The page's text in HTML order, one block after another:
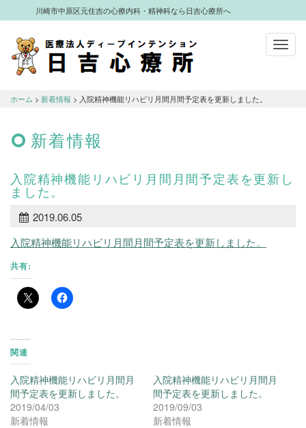
川崎市中原区元住吉の心療内科・精神科なら日吉心療所へ
なら日吉心療所へ
ホーム > 新着情報 > 入院精神機能リハビリ月間月間予定表を更新しました。
新着情報
入院精神機能リハビリ月間月間予定表を更新し
ました。
2019.06.05
入院精神機能リハビリ月間月間予定表を更新しました。
共有:
関連
入院精神機能リハビリ月間月
間予定表を更新しました。
2019/04/03
新着情報
入院精神機能リハビリ月間月
間予定表を更新しました。
2019/09/03
新着情報